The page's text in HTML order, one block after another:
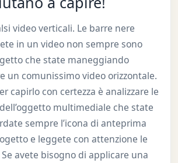
video verticali. Le barre nere
in un video non sempre sono
che state maneggiando
un comunissimo video orizzontale.
capirlo con certezza è analizzare le
multimediale che state
sempre l’icona di anteprima
e leggete con attenzione le
avete bisogno di applicare una